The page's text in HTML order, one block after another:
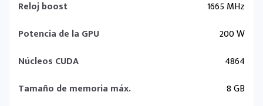
Reloj boost
1665 MHz
Potencia de la GPU
200 W
Núcleos CUDA
4864
Tamaño de memoria máx.
8 GB